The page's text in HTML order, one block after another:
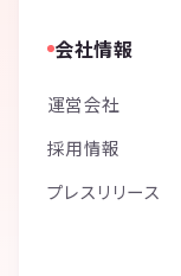
会社情報
運営会社
採用情報
プレスリリース